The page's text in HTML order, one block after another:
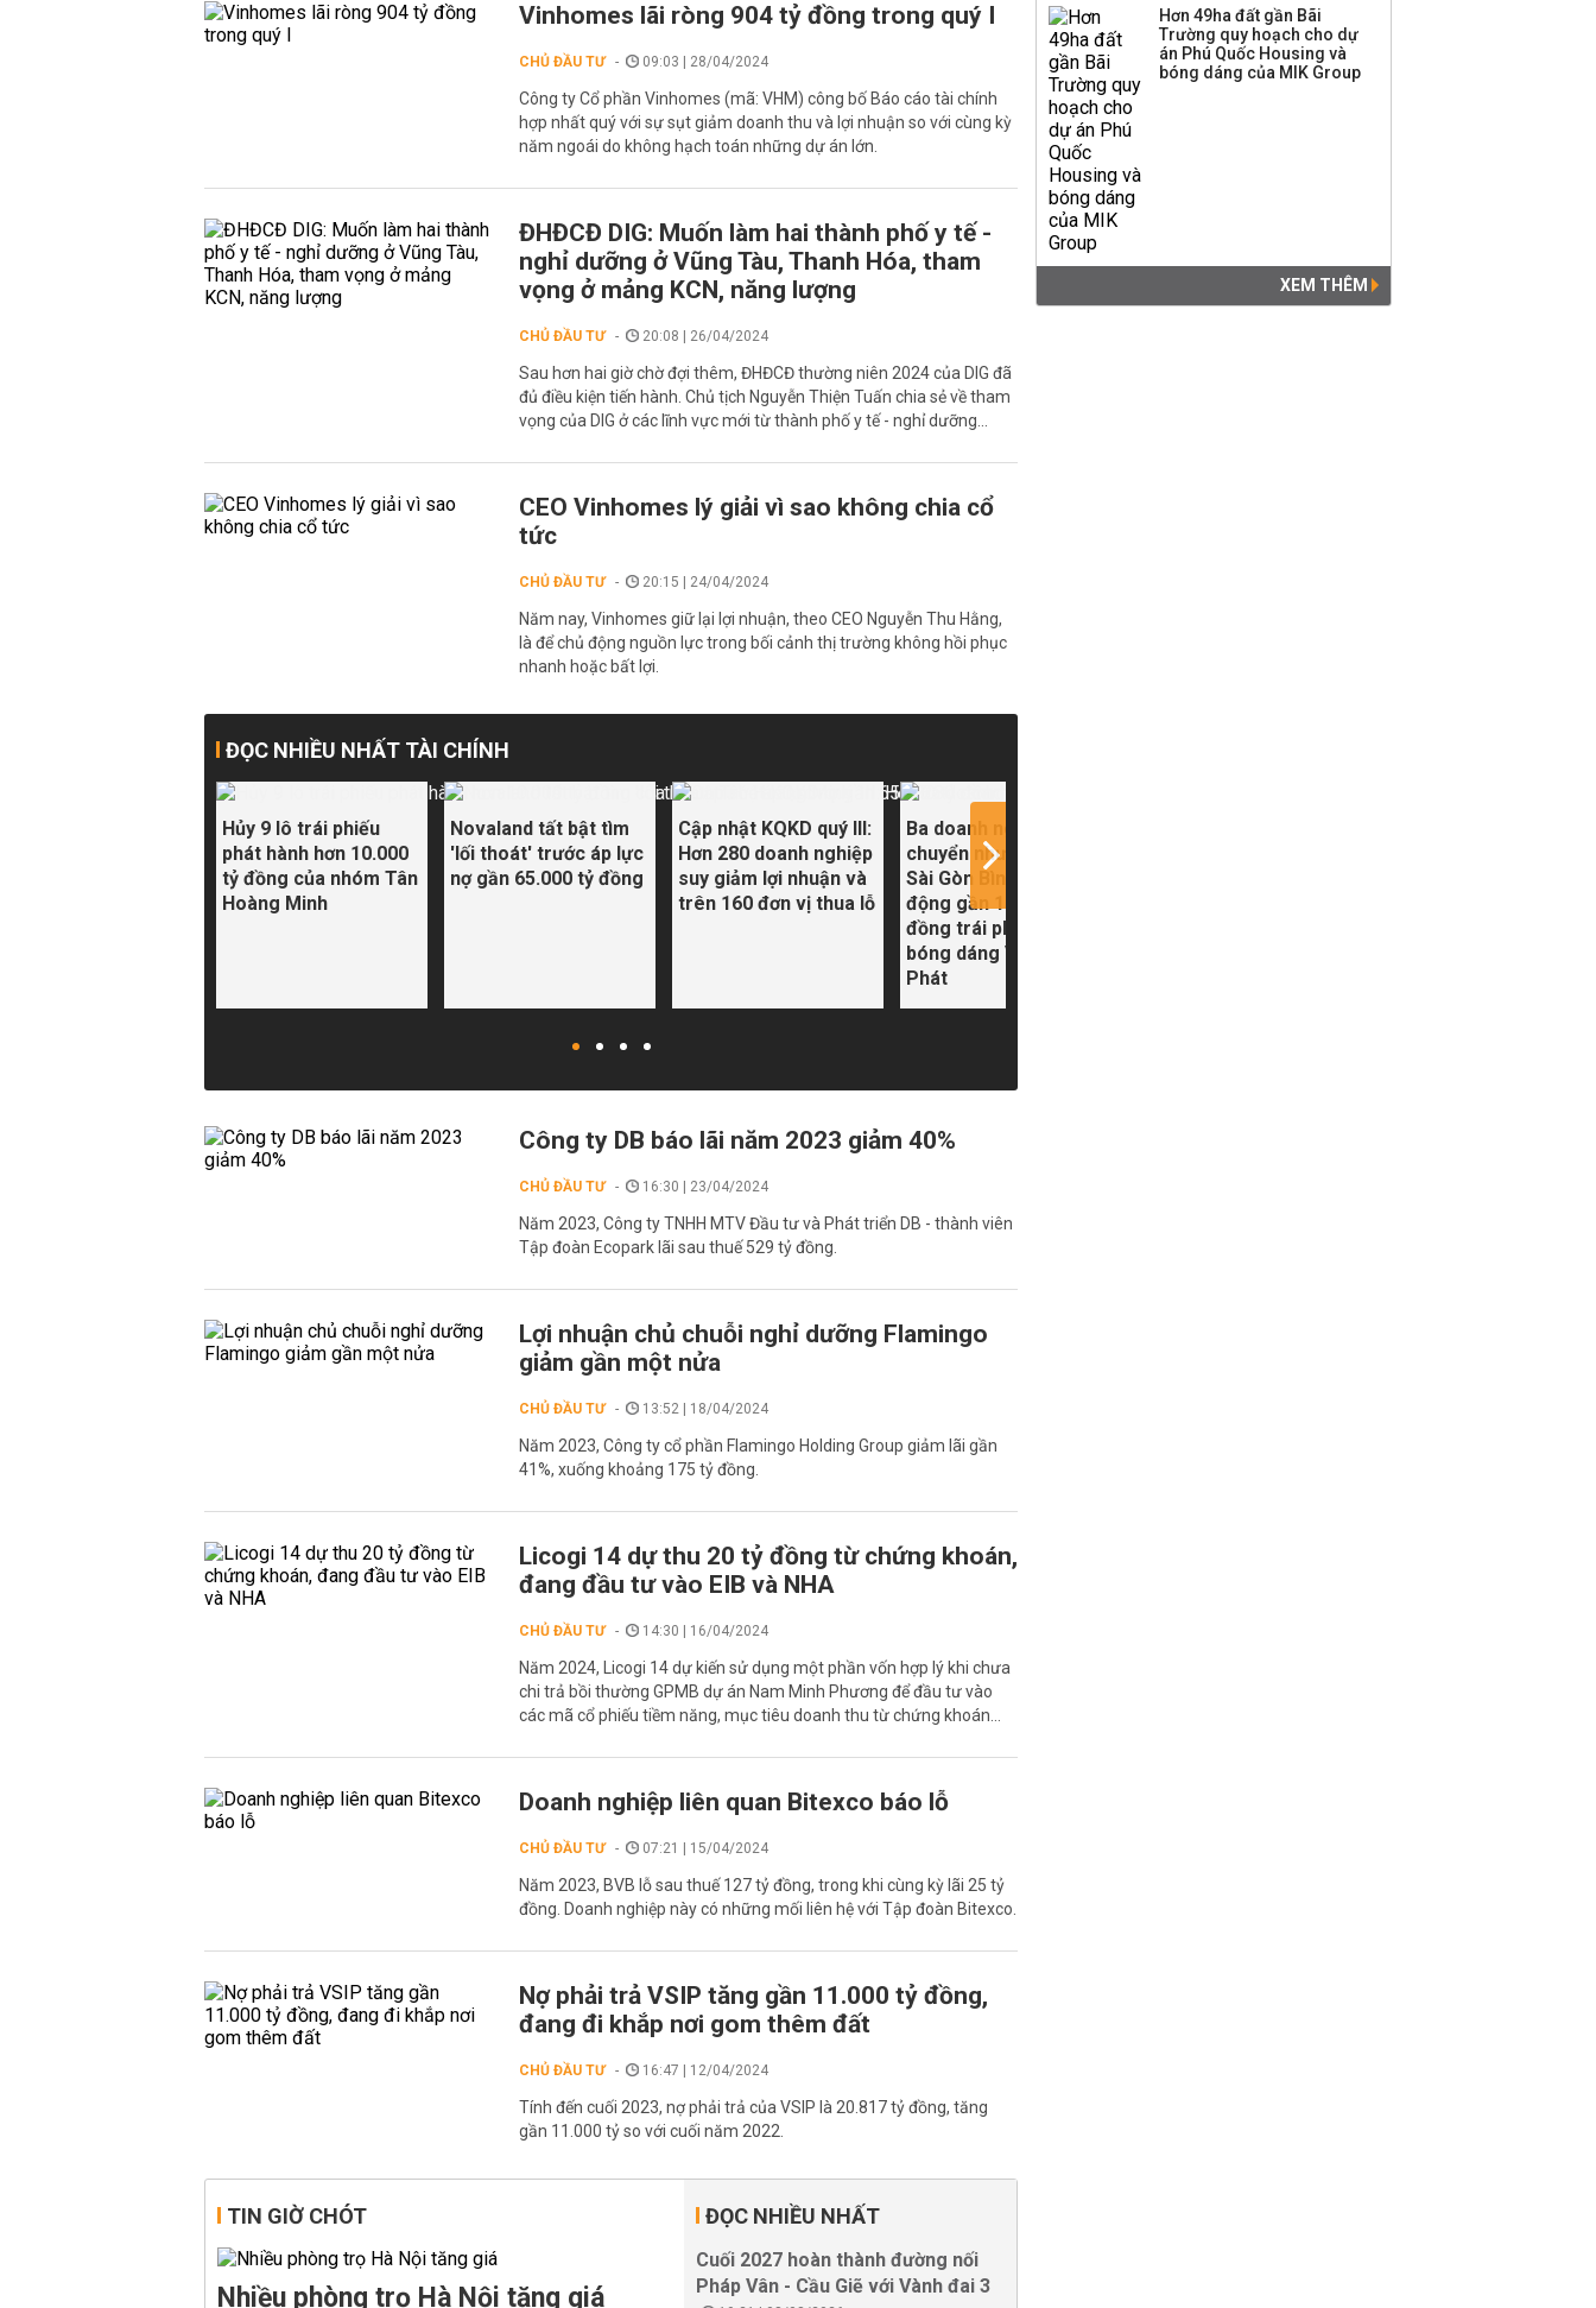
Vinhomes lãi ròng 904 tỷ đồng trong quý I
CHỦ ĐẦU TƯ 09:03 | 28/04/2024
Công ty Cổ phần Vinhomes (mã: VHM) công bố Báo cáo tài chính
hợp nhất quý với sự sụt giảm doanh thu và lợi nhuận so với cùng kỳ
năm ngoái do không hạch toán những dự án lớn.
ĐHĐCĐ DIG: Muốn làm hai thành phố y tế -
nghỉ dưỡng ở Vũng Tàu, Thanh Hóa, tham
vọng ở mảng KCN, năng lượng
CHỦ ĐẦU TƯ 20:08 | 26/04/2024
Sau hơn hai giờ chờ đợi thêm, ĐHĐCĐ thường niên 2024 của DIG đã
đủ điều kiện tiến hành. Chủ tịch Nguyễn Thiện Tuấn chia sẻ về tham
vọng của DIG ở các lĩnh vực mới từ thành phố y tế - nghỉ dưỡng...
CEO Vinhomes lý giải vì sao không chia cổ
tức
CHỦ ĐẦU TƯ 20:15 | 24/04/2024
Năm nay, Vinhomes giữ lại lợi nhuận, theo CEO Nguyễn Thu Hằng,
là để chủ động nguồn lực trong bối cảnh thị trường không hồi phục
nhanh hoặc bất lợi.
ĐỌC NHIỀU NHẤT TÀI CHÍNH
Hủy 9 lô trái phiếu
phát hành hơn 10.000
tỷ đồng của nhóm Tân
Hoàng Minh
Novaland tất bật tìm
'lối thoát' trước áp lực
nợ gần 65.000 tỷ đồng
Cập nhật KQKD quý III:
Hơn 280 doanh nghiệp
suy giảm lợi nhuận và
trên 160 đơn vị thua lỗ
Ba doanh nghiệp nhận
chuyển nhượng KĐT
Sài Gòn Bình An huy
động gần 11.000 tỷ
đồng trái phiếu, có
bóng dáng Vạn Thịnh
Phát
Công ty DB báo lãi năm 2023 giảm 40%
CHỦ ĐẦU TƯ 16:30 | 23/04/2024
Năm 2023, Công ty TNHH MTV Đầu tư và Phát triển DB - thành viên
Tập đoàn Ecopark lãi sau thuế 529 tỷ đồng.
Lợi nhuận chủ chuỗi nghỉ dưỡng Flamingo
giảm gần một nửa
CHỦ ĐẦU TƯ 13:52 | 18/04/2024
Năm 2023, Công ty cổ phần Flamingo Holding Group giảm lãi gần
41%, xuống khoảng 175 tỷ đồng.
Licogi 14 dự thu 20 tỷ đồng từ chứng khoán,
đang đầu tư vào EIB và NHA
CHỦ ĐẦU TƯ 14:30 | 16/04/2024
Năm 2024, Licogi 14 dự kiến sử dụng một phần vốn hợp lý khi chưa
chi trả bồi thường GPMB dự án Nam Minh Phương để đầu tư vào
các mã cổ phiếu tiềm năng, mục tiêu doanh thu từ chứng khoán...
Doanh nghiệp liên quan Bitexco báo lỗ
CHỦ ĐẦU TƯ 07:21 | 15/04/2024
Năm 2023, BVB lỗ sau thuế 127 tỷ đồng, trong khi cùng kỳ lãi 25 tỷ
đồng. Doanh nghiệp này có những mối liên hệ với Tập đoàn Bitexco.
Nợ phải trả VSIP tăng gần 11.000 tỷ đồng,
đang đi khắp nơi gom thêm đất
CHỦ ĐẦU TƯ 16:47 | 12/04/2024
Tính đến cuối 2023, nợ phải trả của VSIP là 20.817 tỷ đồng, tăng
gần 11.000 tỷ so với cuối năm 2022.
TIN GIỜ CHÓT
Nhiều phòng trọ Hà Nội tăng giá
ĐỌC NHIỀU NHẤT
Cuối 2027 hoàn thành đường nối
Pháp Vân - Cầu Giẽ với Vành đai 3
Hơn 49ha đất gần Bãi
Trường quy hoạch cho dự
án Phú Quốc Housing và
bóng dáng của MIK Group
XEM THÊM